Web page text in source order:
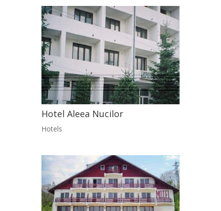
Hotel Aleea Nucilor
Hotels